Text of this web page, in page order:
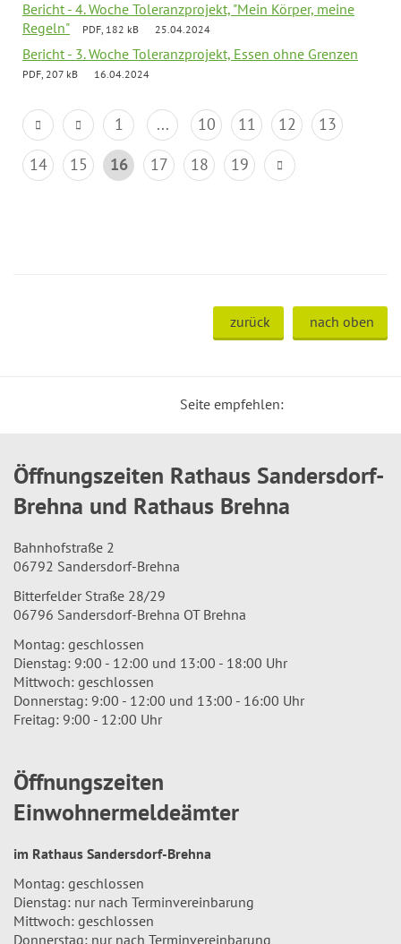
Bericht - 4. Woche Toleranzprojekt, "Mein Körper, meine
Regeln"
PDF, 182 kB 25.04.2024
Bericht - 3. Woche Toleranzprojekt, Essen ohne Grenzen
PDF, 207 kB 16.04.2024
1 ... 10 11 12
13
14
15 16 17 18 19
zurück nach oben
Seite empfehlen:
Öffnungszeiten Rathaus Sandersdorf-
Brehna und Rathaus Brehna
Bahnhofstraße 2
06792 Sandersdorf-Brehna
Bitterfelder Straße 28/29
06796 Sandersdorf-Brehna OT Brehna
Montag: geschlossen
Dienstag: 9:00 - 12:00 und 13:00 - 18:00 Uhr
Mittwoch: geschlossen
Donnerstag: 9:00 - 12:00 und 13:00 - 16:00 Uhr
Freitag: 9:00 - 12:00 Uhr
Öffnungszeiten
Einwohnermeldeämter
im Rathaus Sandersdorf-Brehna
Montag: geschlossen
Dienstag: nur nach Terminvereinbarung
Mittwoch: geschlossen
Donnerstag: nur nach Terminvereinbarung